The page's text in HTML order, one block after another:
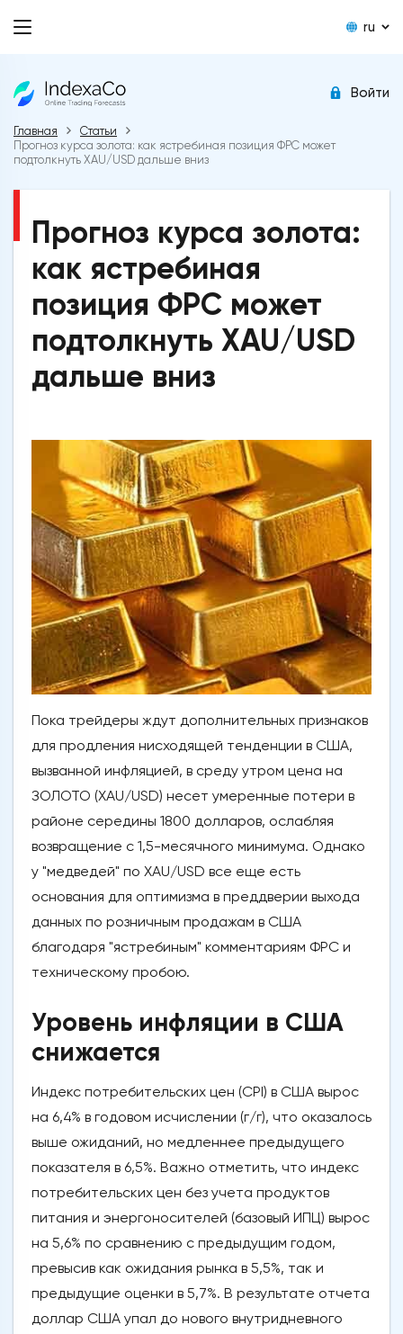
ru
Войти
Главная
Статьи
Прогноз курса золота: как ястребиная позиция ФРС может
подтолкнуть XAU/USD дальше вниз
Прогноз курса золота:
как ястребиная
позиция ФРС может
подтолкнуть XAU/USD
дальше вниз
Пока трейдеры ждут дополнительных признаков
для продления нисходящей тенденции в США,
вызванной инфляцией, в среду утром цена на
ЗОЛОТО (XAU/USD) несет умеренные потери в
районе середины 1800 долларов, ослабляя
возвращение с 1,5-месячного минимума. Однако
у "медведей" по XAU/USD все еще есть
основания для оптимизма в преддверии выхода
данных по розничным продажам в США
благодаря "ястребиным" комментариям ФРС и
техническому пробою.
Уровень инфляции в США
снижается
Индекс потребительских цен (CPI) в США вырос
на 6,4% в годовом исчислении (г/г), что оказалось
выше ожиданий, но медленнее предыдущего
показателя в 6,5%. Важно отметить, что индекс
потребительских цен без учета продуктов
питания и энергоносителей (базовый ИПЦ) вырос
на 5,6% по сравнению с предыдущим годом,
превысив как ожидания рынка в 5,5%, так и
предыдущие оценки в 5,7%. В результате отчета
доллар США упал до нового внутридневного